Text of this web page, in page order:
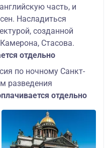
часть, и
Насладиться
созданной
Стасова.
отдельно
по ночному Санкт-
разведения
отдельно